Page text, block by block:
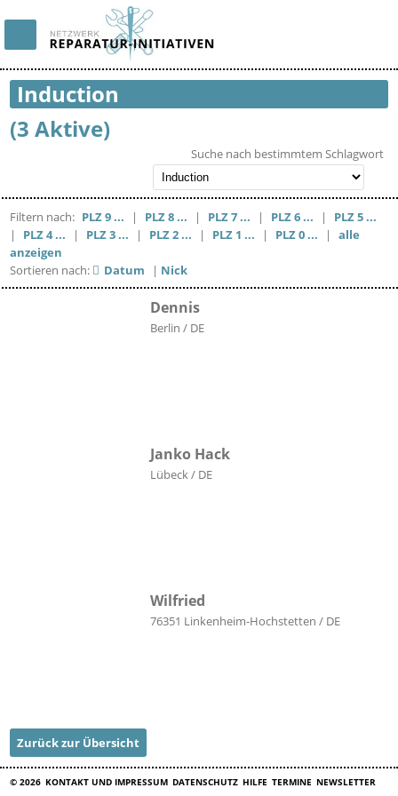
Induction
(3 Aktive)
Suche nach bestimmtem Schlagwort
Filtern nach: PLZ 9 ... | PLZ 8 ... | PLZ 7 ... | PLZ 6 ... |
PLZ 5 ...
|
PLZ 4 ... | PLZ 3 ... | PLZ 2 ... | PLZ 1 ... | PLZ 0 ... |
alle
anzeigen
Sortieren nach:
Datum | Nick
Dennis
Berlin / DE
Janko Hack
Lübeck / DE
Wilfried
76351 Linkenheim-Hochstetten / DE
Zurück zur Übersicht
© 2026 KONTAKT UND IMPRESSUM DATENSCHUTZ HILFE TERMINE NEWSLETTER